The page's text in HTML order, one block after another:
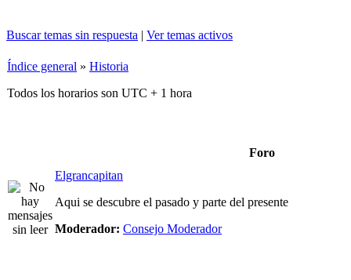
Buscar temas sin respuesta | Ver temas activos
Índice general » Historia
Todos los horarios son UTC + 1 hora
Foro
Elgrancapitan
Aqui se descubre el pasado y parte del presente
Moderador: Consejo Moderador